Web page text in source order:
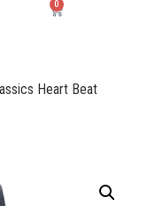
0
Heart Beat